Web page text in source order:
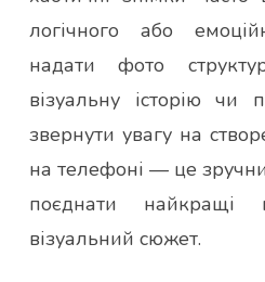
логічного або
надати фото
візуальну історію
звернути увагу на
на телефоні — це
поєднати
візуальний сюжет.